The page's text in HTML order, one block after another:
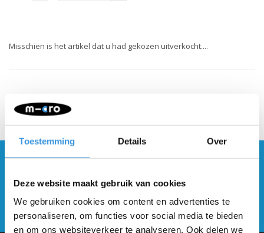
Toestemming Details Over
Deze website maakt gebruik van cookies
We gebruiken cookies om content en advertenties te
personaliseren, om functies voor social media te bieden
en om ons websiteverkeer te analyseren. Ook delen we
Misschien is het artikel dat u had gekozen uitverkocht....
Blijf op de hoogte en schrijf je in voor onze
nieuwsbrief
Verstuur